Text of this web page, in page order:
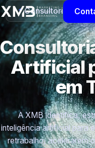
Consultoria de
Artificial
em
A XMB identifica,
inteligência artificial para
retrabalho, acelerarem